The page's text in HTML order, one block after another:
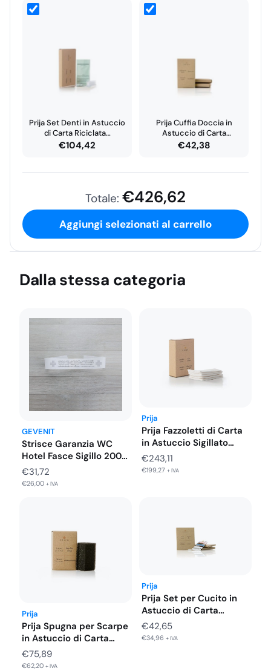
Prija Set Denti in Astuccio
di Carta Riciclata…
€104,42
Prija Cuffia Doccia in
Astuccio di Carta
Riciclata…
€42,38
Totale: €426,62
Aggiungi selezionati al carrello
Dalla stessa categoria
GEVENIT
Strisce Garanzia WC
Hotel Fasce Sigillo 2000
Pezzi
€31,72
€26,00 + IVA
Prija
Prija Fazzoletti di Carta
in Astuccio Sigillato
300…
€243,11
€199,27 + IVA
Prija
Prija Spugna per Scarpe
in Astuccio di Carta…
€75,89
€62,20 + IVA
Prija
Prija Set per Cucito in
Astuccio di Carta…
€42,65
€34,96 + IVA